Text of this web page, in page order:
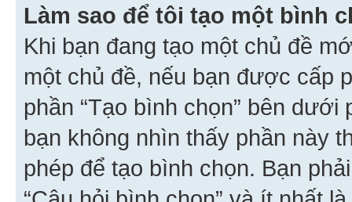
Làm sao để tôi tạo một bình
Khi bạn đang tạo một chủ đề
một chủ đề, nếu bạn được cấp
phần “Tạo bình chọn” bên
bạn không nhìn thấy phần này
phép để tạo bình chọn. Bạn